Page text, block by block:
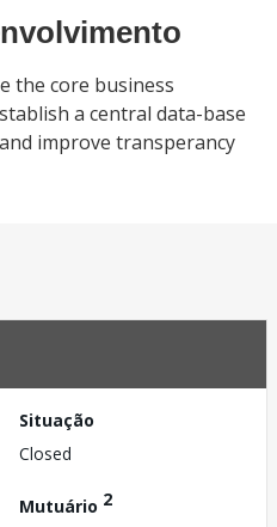
the core business
a central data-base
improve transperancy
Situação
Closed
Mutuário 2